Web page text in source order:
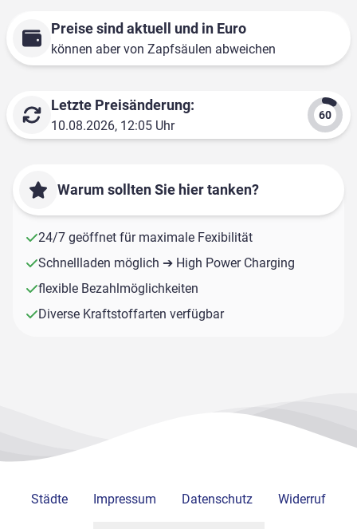
Preise sind aktuell und in Euro
können aber von Zapfsäulen abweichen
Letzte Preisänderung:
10.08.2026, 12:05 Uhr
Warum sollten Sie hier tanken?
24/7 geöffnet für maximale Fexibilität
Schnellladen möglich ➔ High Power Charging
flexible Bezahlmöglichkeiten
Diverse Kraftstoffarten verfügbar
Städte Impressum Datenschutz Widerruf